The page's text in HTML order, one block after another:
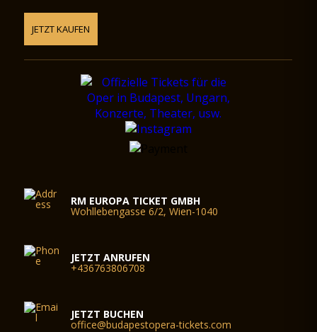
JETZT KAUFEN
RM EUROPA TICKET GMBH
Wohllebengasse 6/2, Wien-1040
JETZT ANRUFEN
+436763806708
JETZT BUCHEN
office@budapestopera-tickets.com